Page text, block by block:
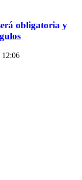
obligatoria y
12:06